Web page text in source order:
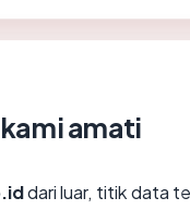
amati
dari luar, titik data